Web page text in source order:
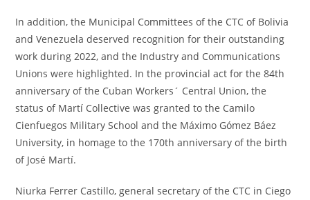
In addition, the Municipal Committees of the CTC of Bolivia
and Venezuela deserved recognition for their outstanding
work during 2022, and the Industry and Communications
Unions were highlighted. In the provincial act for the 84th
anniversary of the Cuban Workers´ Central Union, the
status of Martí Collective was granted to the Camilo
Cienfuegos Military School and the Máximo Gómez Báez
University, in homage to the 170th anniversary of the birth
of José Martí.
Niurka Ferrer Castillo, general secretary of the CTC in Ciego